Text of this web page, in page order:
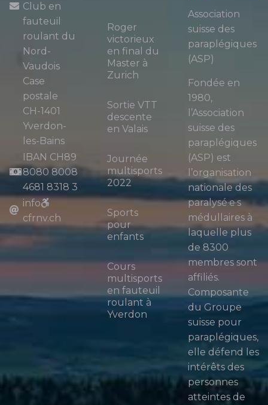
Club en
fauteuil
roulant du
Nord-
Vaudois
Case
postale
CH-1401
Yverdon-
les-Bains
IBAN CH89
8080 8008
4681 8318 3
info
cfrnv.ch
Roger
victorieux
en final du
Master à
Zurich
Sortie VTT
descente
en Valais
Journée
multisports
2022
Sports
pour
enfants
Cours
multisports
en fauteuil
roulant à
Yverdon
Association
suisse des
paraplégiques
(ASP)
Fondée en
1980,
l’Association
suisse des
paraplégiques
(ASP) est
l’organisation
nationale des
paralysé·e·s
médullaires à
laquelle plus
de 8300
membres sont
affiliés.
Composante
du Groupe
suisse pour
paraplégiques,
elle défend les
intérêts des
personnes
atteintes de